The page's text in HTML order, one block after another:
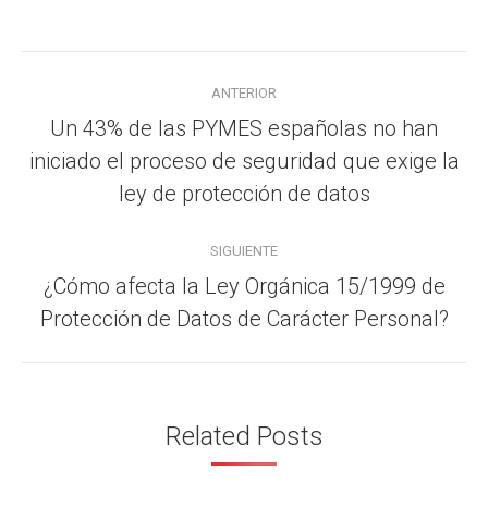
entre
publicaciones
ANTERIOR
Publicación
anterior:
Un 43% de las PYMES españolas no han
iniciado el proceso de seguridad que exige la
ley de protección de datos
SIGUIENTE
Publicación
siguiente:
¿Cómo afecta la Ley Orgánica 15/1999 de
Protección de Datos de Carácter Personal?
Related Posts